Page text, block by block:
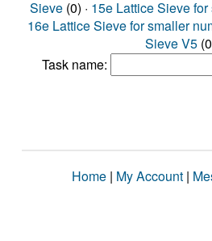
Sieve (0) · 15e Lattice Sieve
16e Lattice Sieve for smaller
Sieve V5
Task name:
Home | My Account |